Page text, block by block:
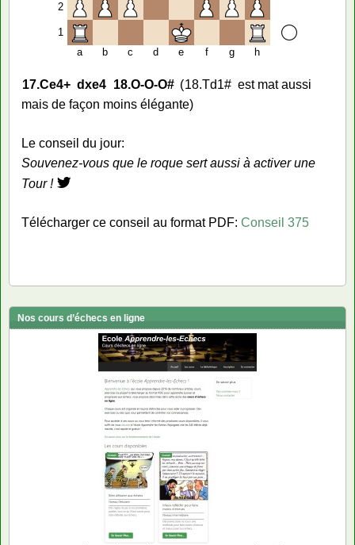
2
1
a
b c d e f g h
17.Ce4+ dxe4 18.O-O-O# 18.Td1# est mat aussi
mais de façon moins élégante
Le conseil du jour:
Souvenez-vous que le roque sert aussi à activer une
Tour !
Télécharger ce conseil au format PDF: Conseil 375
Nos cours d’échecs en ligne